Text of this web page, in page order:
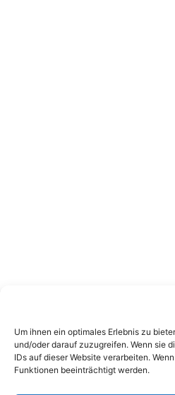
Um ihnen ein optimales Erlebnis zu
und/oder darauf zuzugreifen. Wenn sie
IDs auf dieser Website verarbeiten.
Funktionen beeinträchtigt werden.